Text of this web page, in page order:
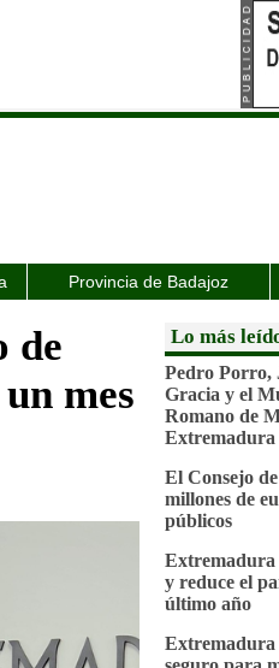
Provincia de Badajoz
de
mes
Lo más
Pedro Porro,
Gracia y el
Romano de
Extremadura
El Consejo
millones de
públicos
Extremadura
y reduce el
último año
Extremadura